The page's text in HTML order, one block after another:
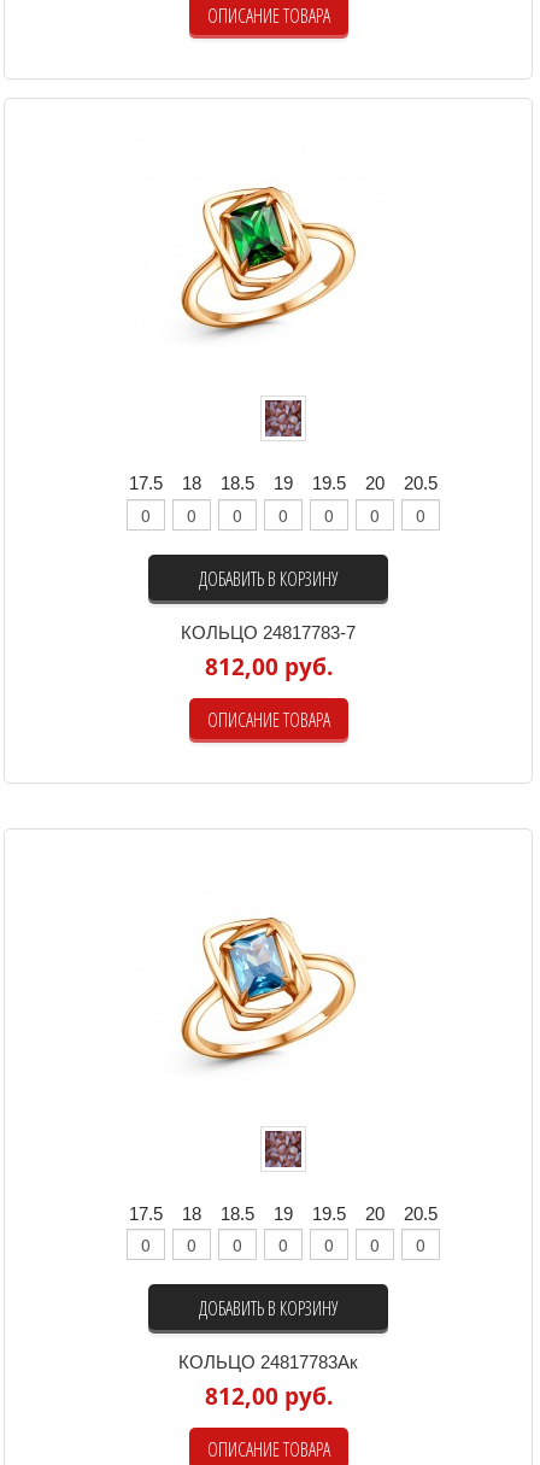
ОПИСАНИЕ ТОВАРА
17.5 18 18.5 19 19.5 20 20.5
ДОБАВИТЬ В КОРЗИНУ
КОЛЬЦО 24817783-7
812,00 руб.
ОПИСАНИЕ ТОВАРА
17.5 18 18.5 19 19.5 20 20.5
ДОБАВИТЬ В КОРЗИНУ
КОЛЬЦО 24817783Ак
812,00 руб.
ОПИСАНИЕ ТОВАРА